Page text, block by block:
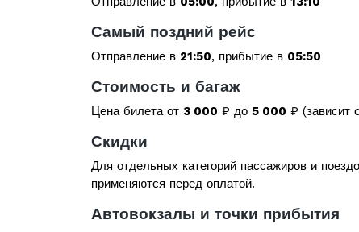
Самый поздний рейс
Отправление в 21:50, прибытие в 05:50
Стоимость и багаж
Цена билета от 3 000 ₽ до 5 000 ₽ (зависит
Скидки
Для отдельных категорий пассажиров и
применяются перед оплатой.
Автовокзалы и точки прибытия